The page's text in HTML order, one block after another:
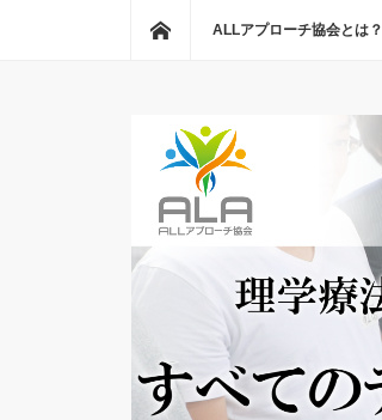
ホーム
ALLアプローチ協会とは？